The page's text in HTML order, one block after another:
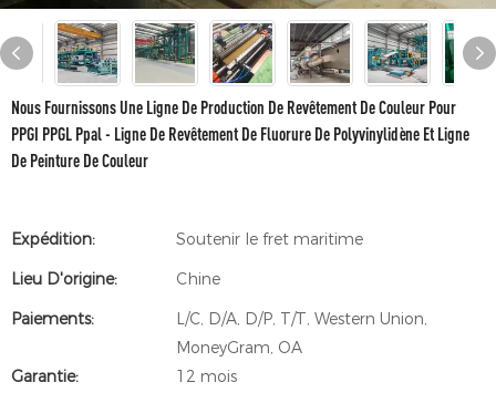
Nous Fournissons Une Ligne De Production De Revêtement De Couleur Pour
PPGI PPGL Ppal - Ligne De Revêtement De Fluorure De Polyvinylidène Et Ligne
De Peinture De Couleur
Expédition:
Soutenir le fret maritime
Lieu D'origine:
Chine
Paiements:
L/C, D/A, D/P, T/T, Western Union,
MoneyGram, OA
Garantie:
12 mois